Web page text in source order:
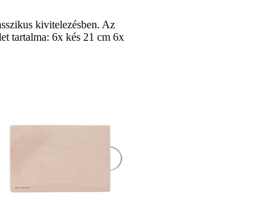
kivitelezésben. Az
tartalma: 6x kés 21 cm 6x